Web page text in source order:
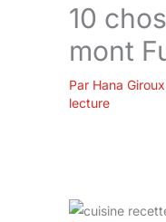
10
mont
Par Hana Giroux
lecture